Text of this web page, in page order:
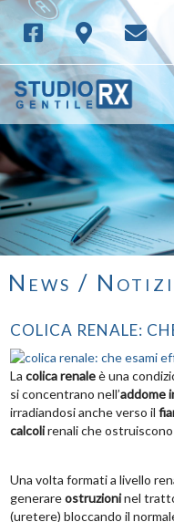
News /
COLICA RENALE:
La colica renaleè una
si concentrano nell’addome
irradiandosi anche verso il
calcolirenali che ostruiscono
Una volta formati a livello
generareostruzioninel
(uretere) bloccando il